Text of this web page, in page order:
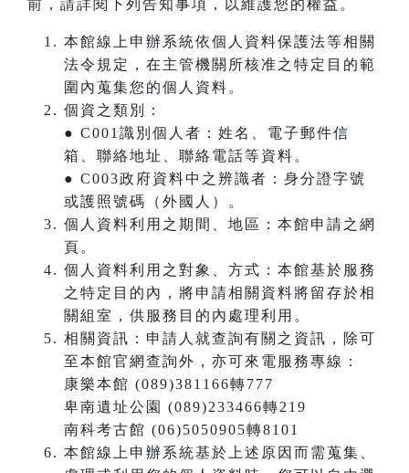
前，請詳閱下列告知事項，以維護您的權益。
本館線上申辦系統依個人資料保護法等相關
法令規定，在主管機關所核准之特定目的範
圍內蒐集您的個人資料。
個資之類別：
● C001識別個人者：姓名、電子郵件信
箱、聯絡地址、聯絡電話等資料。
● C003政府資料中之辨識者：身分證字號
或護照號碼（外國人）。
個人資料利用之期間、地區：本館申請之網
頁。
個人資料利用之對象、方式：本館基於服務
之特定目的內，將申請相關資料將留存於相
關組室，供服務目的內處理利用。
相關資訊：申請人就查詢有關之資訊，除可
至本館官網查詢外，亦可來電服務專線：
康樂本館 (089)381166轉777
卑南遺址公園 (089)233466轉219
南科考古館 (06)5050905轉8101
本館線上申辦系統基於上述原因而需蒐集、